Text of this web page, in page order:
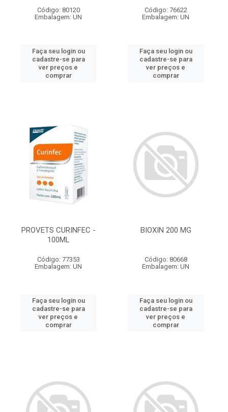
Código: 80120
Embalagem: UN
Faça seu login ou
cadastre-se para
ver preços e
comprar
Código: 76622
Embalagem: UN
Faça seu login ou
cadastre-se para
ver preços e
comprar
PROVETS CURINFEC -
100ML
Código: 77353
Embalagem: UN
Faça seu login ou
cadastre-se para
ver preços e
comprar
BIOXIN 200 MG
Código: 80668
Embalagem: UN
Faça seu login ou
cadastre-se para
ver preços e
comprar